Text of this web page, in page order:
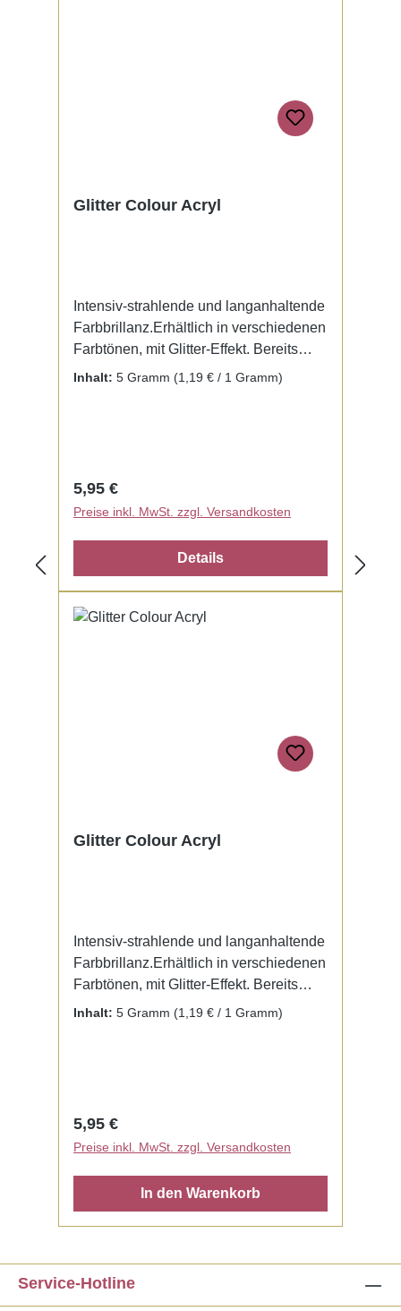
Glitter Colour Acryl
Intensiv-strahlende und langanhaltende
Farbbrillanz.Erhältlich in verschiedenen
Farbtönen, mit Glitter-Effekt. Bereits
fertig zur Benutzung mit Liquid. Kein
Inhalt: 5 Gramm (1,19 € / 1 Gramm)
Regulärer Preis:
5,95 €
Preise inkl. MwSt. zzgl. Versandkosten
Details
Glitter Colour Acryl
Intensiv-strahlende und langanhaltende
Farbbrillanz.Erhältlich in verschiedenen
Farbtönen, mit Glitter-Effekt. Bereits
fertig zur Benutzung mit Liquid. Kein
Inhalt: 5 Gramm (1,19 € / 1 Gramm)
Regulärer Preis:
5,95 €
Preise inkl. MwSt. zzgl. Versandkosten
In den Warenkorb
Service-Hotline